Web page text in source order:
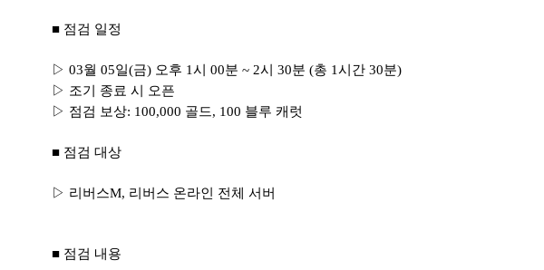
■ 점검 일정
▷ 03월 05일(금) 오후 1시 00분 ~ 2시 30분 (총 1시간 30분)
▷ 조기 종료 시 오픈
▷ 점검 보상: 100,000 골드, 100 블루 캐럿
■ 점검 대상
▷ 리버스M, 리버스 온라인 전체 서버
■ 점검 내용